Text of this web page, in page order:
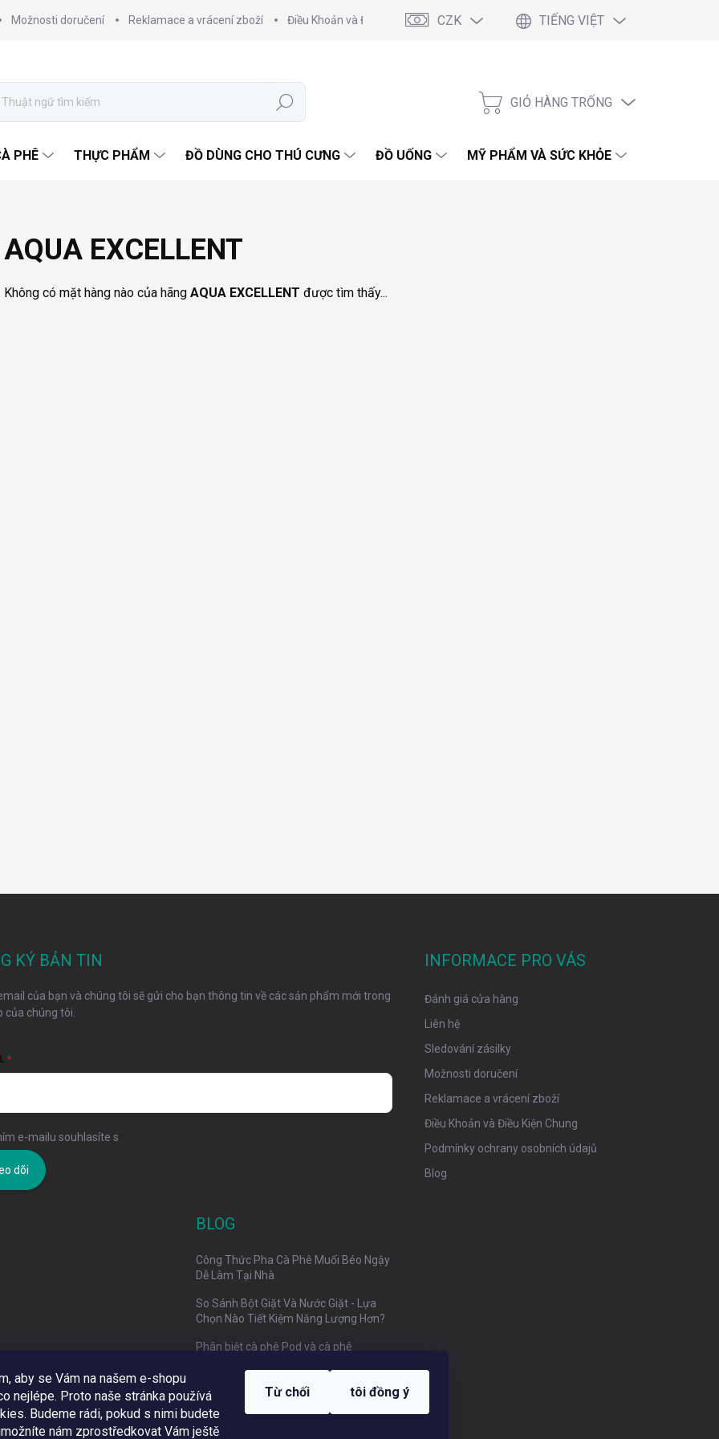
aby se Vám na našem e-shopu
nejlépe. Proto naše stránka používá
Budeme rádi, pokud s nimi budete
nám zprostředkovat Vám ještě
Từ chối tôi đồng ý
Možnosti doručení Reklamace a vrácení zboží Điều Khoản và Điều Kiện Chung Podmínky ochrany osobních údajů
CZK TIẾNG VIỆT
Tìm
kiếm
GIỎ
GIỎ HÀNG TRỐNG
PHÊ THỰC PHẨM ĐỒ DÙNG CHO THÚ CƯNG ĐỒ UỐNG MỸ PHẨM VÀ SỨC KHỎE
AQUA EXCELLENT
Không có mặt hàng nào của hãng AQUA EXCELLENT được tìm thấy...
KÝ BẢN TIN
của bạn và chúng tôi sẽ gửi cho bạn thông tin về các sản phẩm mới trong
của chúng tôi.
e-mailu souhlasíte s
dõi
INFORMACE PRO VÁS
Đánh giá cửa hàng
Liên hệ
Sledování zásilky
Možnosti doručení
Reklamace a vrácení zboží
Điều Khoản và Điều Kiện Chung
Podmínky ochrany osobních údajů
Blog
BLOG
Công Thức Pha Cà Phê Muối Béo Ngậy
Dễ Làm Tại Nhà
So Sánh Bột Giặt Và Nước Giặt - Lựa
Chọn Nào Tiết Kiệm Năng Lượng Hơn?
Phân biệt cà phê Pod và cà phê
Využíváme Adulto